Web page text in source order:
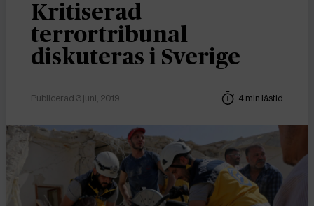
Kritiserad
terrortribunal
diskuteras i Sverige
Publicerad 3 juni, 2019 4 min lästid